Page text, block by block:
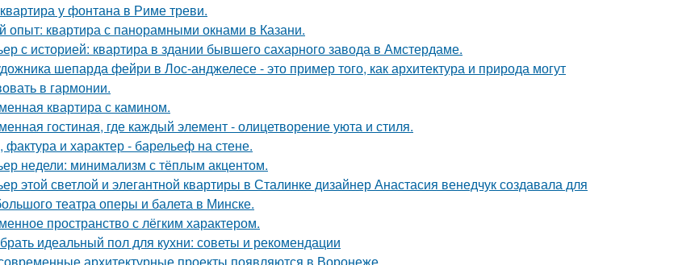
у фонтана в Риме треви.
опыт: квартира с панорамными окнами в Казани.
с историей: квартира в здании бывшего сахарного завода в Амстердаме.
шепарда фейри в Лос-анджелесе - это пример того, как архитектура и природа могут
в гармонии.
квартира с камином.
гостиная, где каждый элемент - олицетворение уюта и стиля.
и характер - барельеф на стене.
недели: минимализм с тёплым акцентом.
этой светлой и элегантной квартиры в Сталинке дизайнер Анастасия венедчук создавала для
театра оперы и балета в Минске.
пространство с лёгким характером.
идеальный пол для кухни: советы и рекомендации